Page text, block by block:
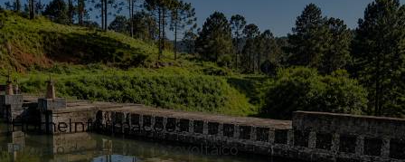
HomeInformações
Projeto de gerador fotovoltaico